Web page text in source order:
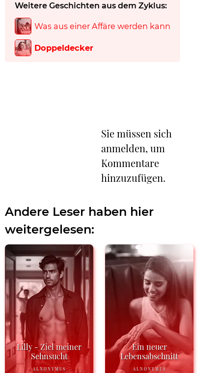
Weitere Geschichten aus dem Zyklus:
Was aus einer Affäre werden kann
Doppeldecker
Sie müssen sich
anmelden, um
Kommentare
hinzuzufügen.
Andere Leser haben hier
weitergelesen:
Lilly - Ziel meiner
Sehnsucht
ALNONYMUS
Ein neuer
Lebensabschnitt
ALNONYMUS